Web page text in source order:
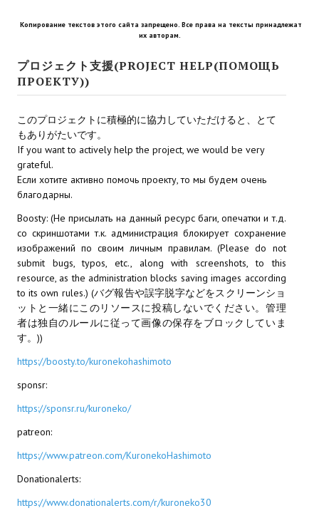
Aliens versus Predator 1 Remaster Fan Edition
Age of Pirates: Caribbean Tales Remaster Fan Edition
Корсары 3 Сундук мертвеца Remaster Fan Edition
Sea Dogs - City of Abandoned Ships Remaster Fan Edition
Sea Dogs Remaster Fan Edition
НОВОСТИ ПОРТАЛА
Новости
Новости Архив
МОДЫ ДЛЯ ИГР
Патчи
Mass Effect 2
Mass Effect 3
Dragon Age: Origins
Dragon Age 2
Копирование текстов этого сайта запрещено. Все права на тексты принадлежат
их авторам.
プロジェクト支援(PROJECT HELP(ПОМОЩЬ
ПРОЕКТУ))
このプロジェクトに積極的に協力していただけると、とて
もありがたいです。
If you want to actively help the project, we would be very
grateful.
Если хотите активно помочь проекту, то мы будем очень
благодарны.
Boosty: (Не присылать на данный ресурс баги, опечатки и т.д.
со скриншотами т.к. администрация блокирует сохранение
изображений по своим личным правилам. (Please do not
submit bugs, typos, etc., along with screenshots, to this
resource, as the administration blocks saving images according
to its own rules.) (バグ報告や誤字脱字などをスクリーンショ
ットと一緒にこのリソースに投稿しないでください。管理
者は独自のルールに従って画像の保存をブロックしていま
す。))
https://boosty.to/kuronekohashimoto
sponsr:
https://sponsr.ru/kuroneko/
patreon:
https://www.patreon.com/KuronekoHashimoto
Donationalerts:
https://www.donationalerts.com/r/kuroneko30